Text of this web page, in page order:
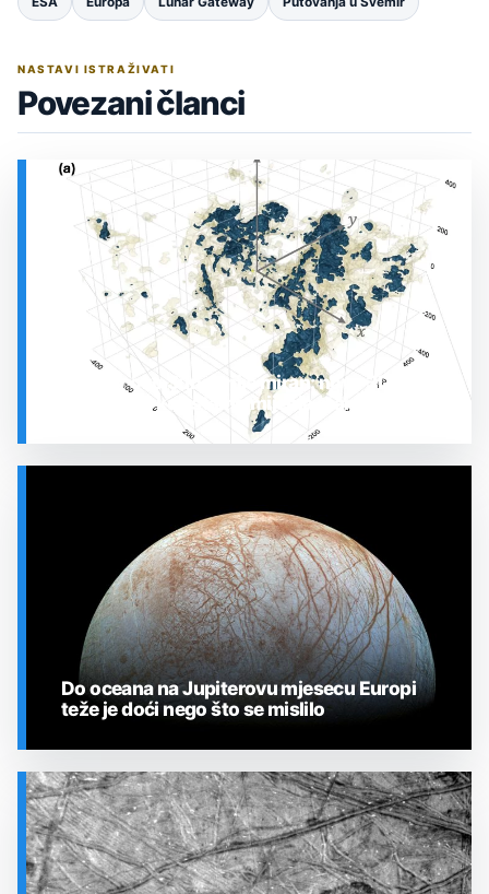
NASTAVI ISTRAŽIVATI
Povezani članci
Prostor oko Sunca nije miran: nova 3D karta
otkrila plin koji stalno mijenja stanje
SVEMIR
Do oceana na Jupiterovu mjesecu Europi
teže je doći nego što se mislilo